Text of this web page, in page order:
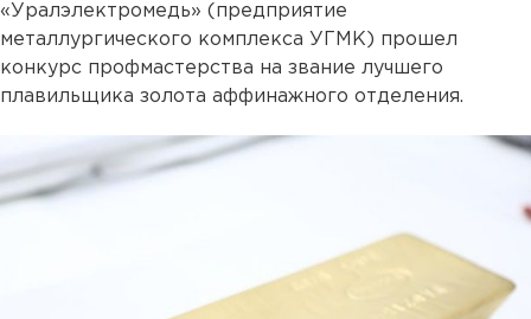
«Уралэлектромедь» (предприятие
металлургического комплекса УГМК) прошел
конкурс профмастерства на звание лучшего
плавильщика золота аффинажного отделения.